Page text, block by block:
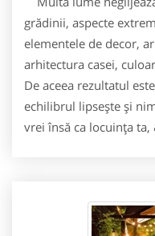
grădinii, aspecte
elementele de decor,
arhitectura casei,
De aceea rezultatul
echilibrul lipsește și
vrei însă ca locuința ta,